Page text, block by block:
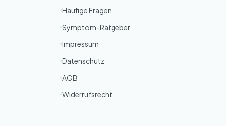
Häufige Fragen
Symptom-Ratgeber
Impressum
Datenschutz
AGB
Widerrufsrecht